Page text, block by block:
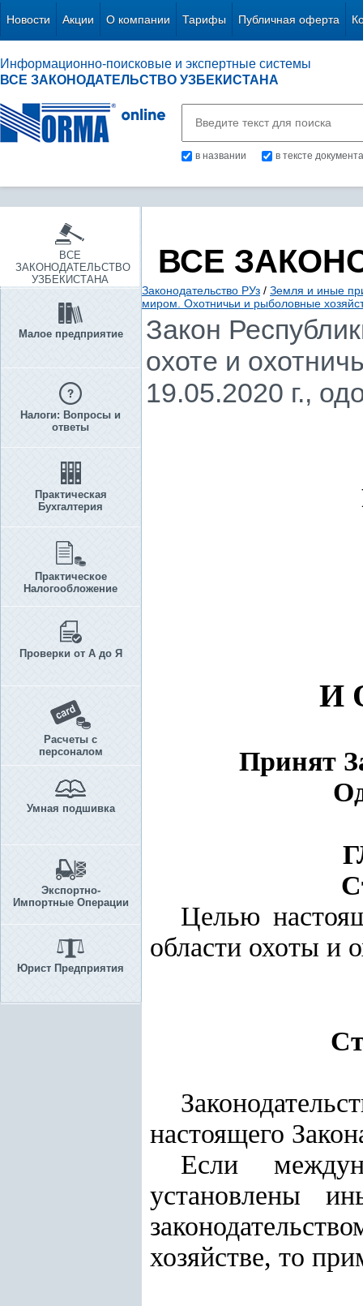
Новости Акции О компании Тарифы Публичная оферта
Информационно-поисковые и экспертные системы
ВСЕ ЗАКОНОДАТЕЛЬСТВО УЗБЕКИСТАНА
в названии в тексте документа
ВСЕ
ЗАКОНОДАТЕЛЬСТВО
УЗБЕКИСТАНА
Малое предприятие
Налоги: Вопросы и
ответы
Практическая
Бухгалтерия
Практическое
Налогообложение
Проверки от А до Я
Расчеты с
персоналом
Умная подшивка
Экспортно-
Импортные Операции
Юрист Предприятия
ВСЕ
Законодательство РУз / Земля и иные
миром. Охотничьи и рыболовные
Закон
охоте и
19.05.2020 г.,
И
Принят
Целью
области охоты и
настоящего
Если
установлены
хозяйстве, то